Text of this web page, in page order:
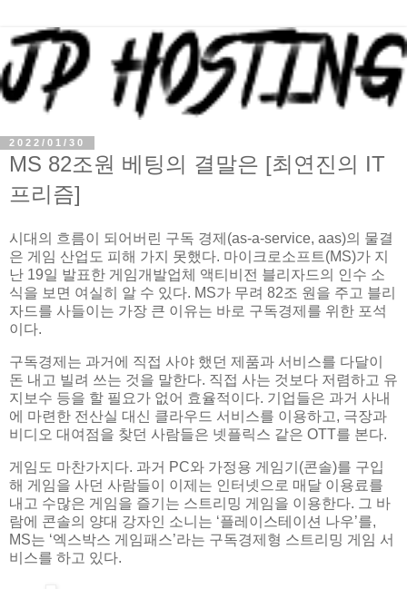
2022/01/30
MS 82조원 베팅의 결말은 [최연진의 IT
프리즘]
시대의 흐름이 되어버린 구독 경제(as-a-service, aas)의 물결
은 게임 산업도 피해 가지 못했다. 마이크로소프트(MS)가 지
난 19일 발표한 게임개발업체 액티비전 블리자드의 인수 소
식을 보면 여실히 알 수 있다. MS가 무려 82조 원을 주고 블리
자드를 사들이는 가장 큰 이유는 바로 구독경제를 위한 포석
이다.
구독경제는 과거에 직접 사야 했던 제품과 서비스를 다달이
돈 내고 빌려 쓰는 것을 말한다. 직접 사는 것보다 저렴하고 유
지보수 등을 할 필요가 없어 효율적이다. 기업들은 과거 사내
에 마련한 전산실 대신 클라우드 서비스를 이용하고, 극장과
비디오 대여점을 찾던 사람들은 넷플릭스 같은 OTT를 본다.
게임도 마찬가지다. 과거 PC와 가정용 게임기(콘솔)를 구입
해 게임을 사던 사람들이 이제는 인터넷으로 매달 이용료를
내고 수많은 게임을 즐기는 스트리밍 게임을 이용한다. 그 바
람에 콘솔의 양대 강자인 소니는 ‘플레이스테이션 나우’를,
MS는 ‘엑스박스 게임패스’라는 구독경제형 스트리밍 게임 서
비스를 하고 있다.